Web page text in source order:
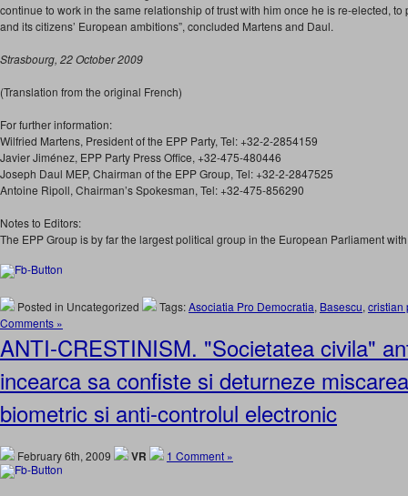
continue to work in the same relationship of trust with him once he is re-elected,
and its citizens’ European ambitions”, concluded Martens and Daul.
Strasbourg, 22 October 2009
(Translation from the original French)
For further information:
Wilfried Martens, President of the EPP Party, Tel: +32-2-2854159
Javier Jiménez, EPP Party Press Office, +32-475-480446
Joseph Daul MEP, Chairman of the EPP Group, Tel: +32-2-2847525
Antoine Ripoll, Chairman’s Spokesman, Tel: +32-475-856290
Notes to Editors:
The EPP Group is by far the largest political group in the European Parliament
Posted in Uncategorized Tags:Asociatia Pro Democratia, Basescu, cristian
Comments »
ANTI-CRESTINISM. "Societatea civila"
incearca sa confiste si deturneze
biometric si anti-controlul electronic
February 6th, 2009 VR 1 Comment »